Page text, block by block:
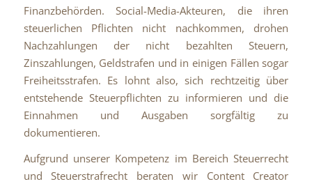
Finanzbehörden. Social-Media-Akteuren, die ihren
steuerlichen Pflichten nicht nachkommen, drohen
Nachzahlungen der nicht bezahlten Steuern,
Zinszahlungen, Geldstrafen und in einigen Fällen sogar
Freiheitsstrafen. Es lohnt also, sich rechtzeitig über
entstehende Steuerpflichten zu informieren und die
Einnahmen und Ausgaben sorgfältig zu
dokumentieren.
Aufgrund unserer Kompetenz im Bereich Steuerrecht
und Steuerstrafrecht beraten wir Content Creator